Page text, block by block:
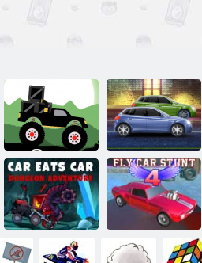
חולשמ-רעי
תצלפמ תיאשמ
Mighty סרוטומ